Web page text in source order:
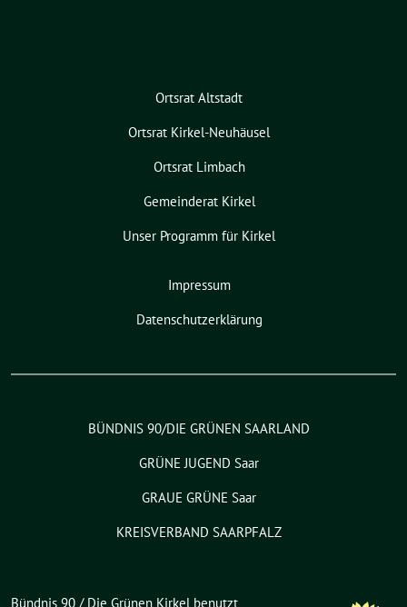
Ortsrat Altstadt
Ortsrat Kirkel-Neuhäusel
Ortsrat Limbach
Gemeinderat Kirkel
Unser Programm für Kirkel
Impressum
Datenschutzerklärung
BÜNDNIS 90/DIE GRÜNEN SAARLAND
GRÜNE JUGEND Saar
GRAUE GRÜNE Saar
KREISVERBAND SAARPFALZ
Bündnis 90 / Die Grünen Kirkel benutzt